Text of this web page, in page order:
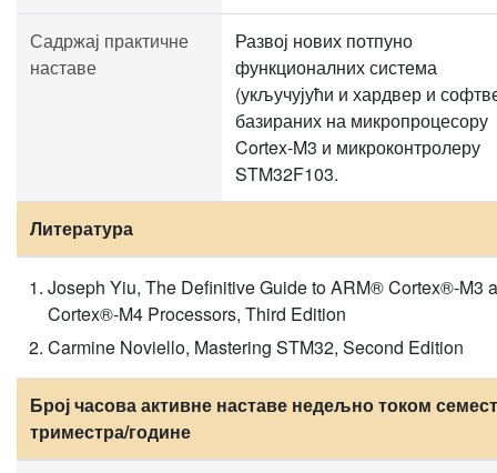
Садржај практичне
наставе
Развој нових потпуно
функционалних система
(укључујући и хардвер и
базираних на микропроцесору
Cortex-M3 и микроконтролеру
STM32F103.
Литература
Joseph Yiu, The Definitive Guide to ARM® Cortex®-M3
Cortex®-M4 Processors, Third Edition
Carmine Noviello, Mastering STM32, Second Edition
Број часова активне наставе недељно током
триместра/године